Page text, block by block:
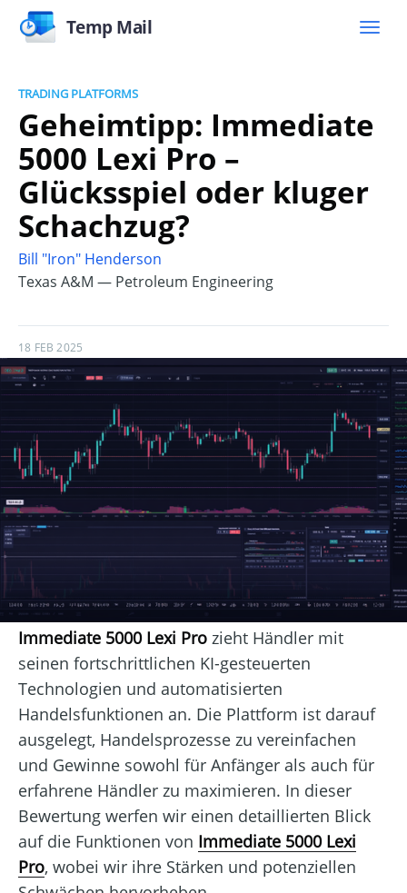
Temp Mail
TRADING PLATFORMS
Geheimtipp: Immediate
5000 Lexi Pro –
Glücksspiel oder kluger
Schachzug?
Bill "Iron" Henderson
Texas A&M — Petroleum Engineering
18 FEB 2025
Immediate 5000 Lexi Pro zieht Händler mit
seinen fortschrittlichen KI-gesteuerten
Technologien und automatisierten
Handelsfunktionen an. Die Plattform ist darauf
ausgelegt, Handelsprozesse zu vereinfachen
und Gewinne sowohl für Anfänger als auch für
erfahrene Händler zu maximieren. In dieser
Bewertung werfen wir einen detaillierten Blick
auf die Funktionen von Immediate 5000 Lexi
Pro, wobei wir ihre Stärken und potenziellen